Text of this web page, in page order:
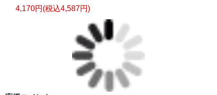
4,170円(税込4,587円)